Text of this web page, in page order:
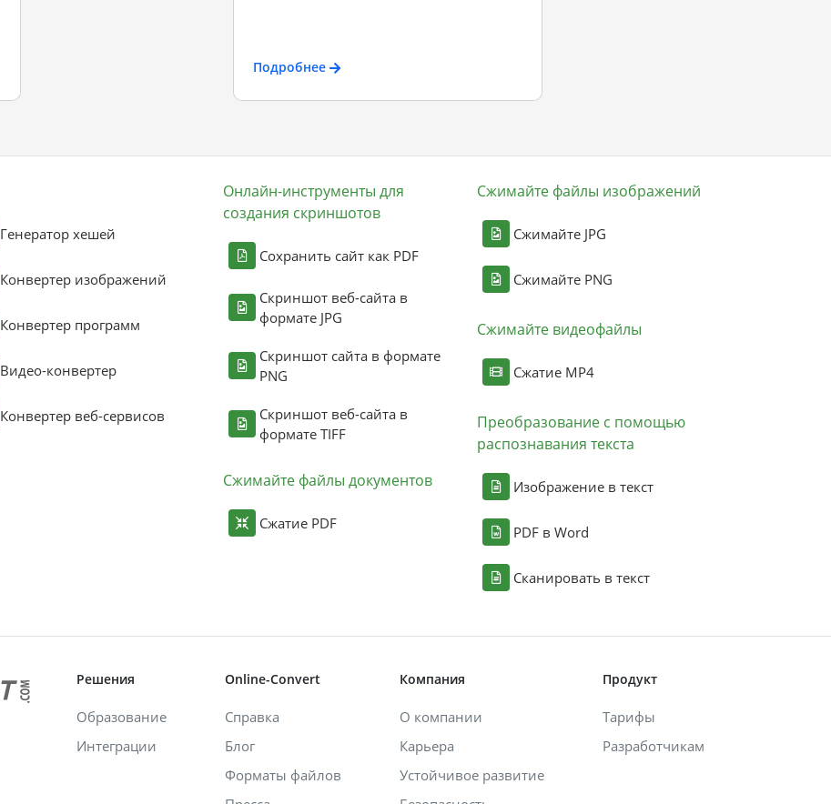
Подробнее
Генератор хешей
Конвертер изображений
Конвертер программ
Видео-конвертер
Конвертер веб-сервисов
Онлайн-инструменты для
создания скриншотов
Сохранить сайт как PDF
Скриншот веб-сайта в
формате JPG
Скриншот сайта в формате
PNG
Скриншот веб-сайта в
формате TIFF
Сжимайте файлы документов
Сжатие PDF
Сжимайте файлы изображений
Сжимайте JPG
Сжимайте PNG
Сжимайте видеофайлы
Сжатие MP4
Преобразование с помощью
распознавания текста
Изображение в текст
PDF в Word
Сканировать в текст
Решения
Образование
Интеграции
Online-Convert
Справка
Блог
Форматы файлов
Компания
О компании
Карьера
Устойчивое развитие
Продукт
Тарифы
Разработчикам